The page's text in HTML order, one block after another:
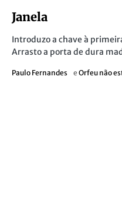
Janela
Introduzo a chave à
Arrasto a porta de dura
Paulo Fernandes e Orfeu não